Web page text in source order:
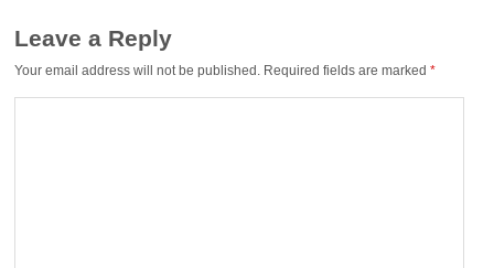
Leave a Reply
Your email address will not be published. Required fields are marked*